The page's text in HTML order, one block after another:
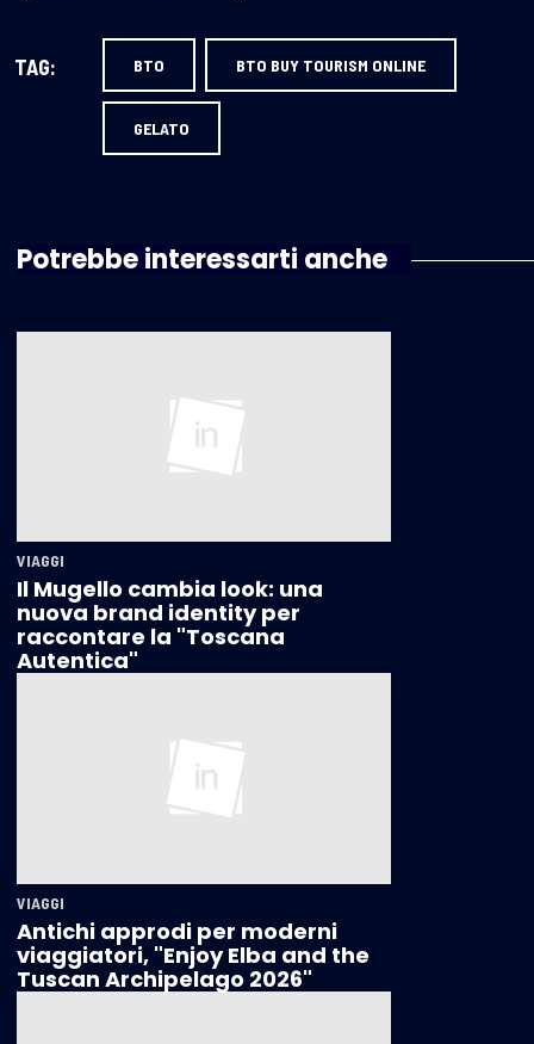
TAG: BTO BTO BUY TOURISM ONLINE
GELATO
Potrebbe interessarti anche
VIAGGI
Il Mugello cambia look: una
nuova brand identity per
raccontare la "Toscana
Autentica"
VIAGGI
Antichi approdi per moderni
viaggiatori, "Enjoy Elba and the
Tuscan Archipelago 2026"